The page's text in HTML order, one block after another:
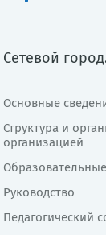
Сетевой
Основные
Структура и
организацией
Руководство
Педагогический